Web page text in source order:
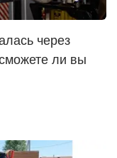
через
ли вы